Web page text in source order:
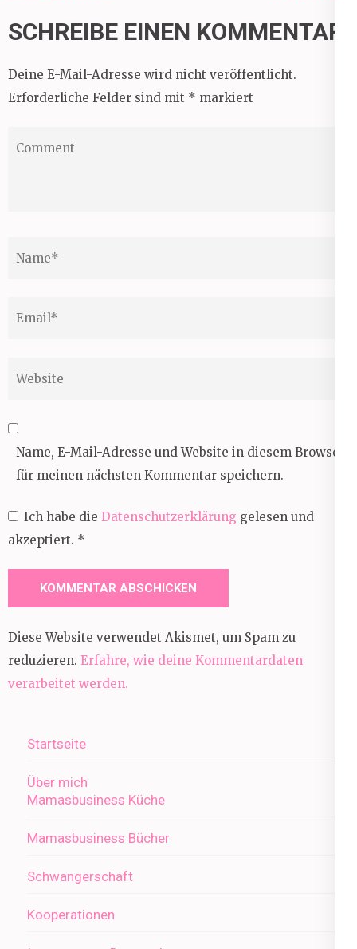
SCHREIBE EINEN KOMMENTAR
Deine E-Mail-Adresse wird nicht veröffentlicht.
Erforderliche Felder sind mit * markiert
Name, E-Mail-Adresse und Website in diesem Browser
für meinen nächsten Kommentar speichern.
Ich habe die Datenschutzerklärung gelesen und
akzeptiert. *
Diese Website verwendet Akismet, um Spam zu
reduzieren. Erfahre, wie deine Kommentardaten
verarbeitet werden.
Startseite
Über mich
Mamasbusiness Küche
Mamasbusiness Bücher
Schwangerschaft
Kooperationen